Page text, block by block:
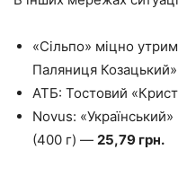
«Сільпо» міцно
Паляниця
АТБ: Тостовий
Novus:
(400 г) — 25,79 грн.